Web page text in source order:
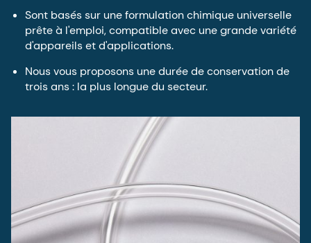
Sont basés sur une formulation chimique universelle
prête à l'emploi, compatible avec une grande variété
d'appareils et d'applications.
Nous vous proposons une durée de conservation de
trois ans : la plus longue du secteur.